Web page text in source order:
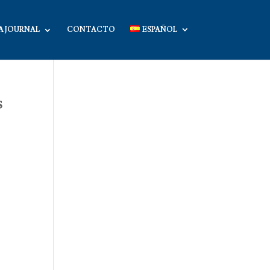
JOURNAL CONTACTO ESPAÑOL